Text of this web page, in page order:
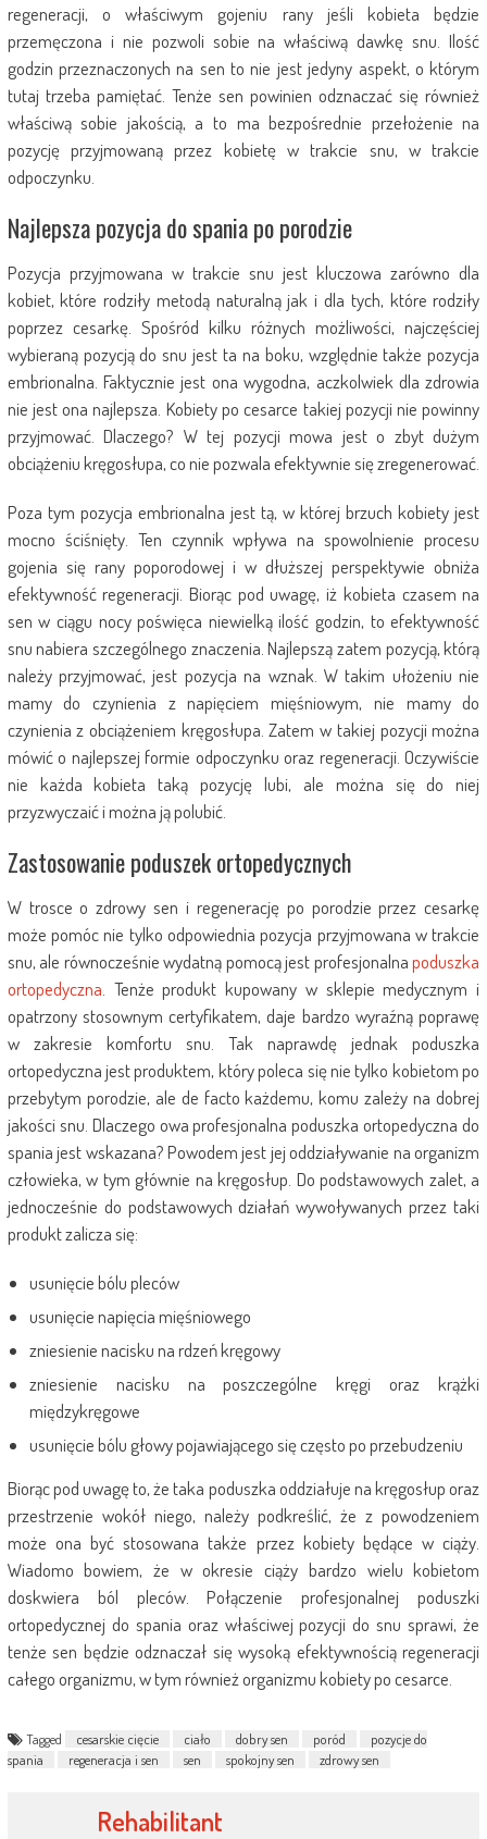
regeneracji, o właściwym gojeniu rany jeśli kobieta będzie
przemęczona i nie pozwoli sobie na właściwą dawkę snu. Ilość
godzin przeznaczonych na sen to nie jest jedyny aspekt, o którym
tutaj trzeba pamiętać. Tenże sen powinien odznaczać się również
właściwą sobie jakością, a to ma bezpośrednie przełożenie na
pozycję przyjmowaną przez kobietę w trakcie snu, w trakcie
odpoczynku.
Najlepsza pozycja do spania po porodzie
Pozycja przyjmowana w trakcie snu jest kluczowa zarówno dla
kobiet, które rodziły metodą naturalną jak i dla tych, które rodziły
poprzez cesarkę. Spośród kilku różnych możliwości, najczęściej
wybieraną pozycją do snu jest ta na boku, względnie także pozycja
embrionalna. Faktycznie jest ona wygodna, aczkolwiek dla zdrowia
nie jest ona najlepsza. Kobiety po cesarce takiej pozycji nie powinny
przyjmować. Dlaczego? W tej pozycji mowa jest o zbyt dużym
obciążeniu kręgosłupa, co nie pozwala efektywnie się zregenerować.
Poza tym pozycja embrionalna jest tą, w której brzuch kobiety jest
mocno ściśnięty. Ten czynnik wpływa na spowolnienie procesu
gojenia się rany poporodowej i w dłuższej perspektywie obniża
efektywność regeneracji. Biorąc pod uwagę, iż kobieta czasem na
sen w ciągu nocy poświęca niewielką ilość godzin, to efektywność
snu nabiera szczególnego znaczenia. Najlepszą zatem pozycją, którą
należy przyjmować, jest pozycja na wznak. W takim ułożeniu nie
mamy do czynienia z napięciem mięśniowym, nie mamy do
czynienia z obciążeniem kręgosłupa. Zatem w takiej pozycji można
mówić o najlepszej formie odpoczynku oraz regeneracji. Oczywiście
nie każda kobieta taką pozycję lubi, ale można się do niej
przyzwyczaić i można ją polubić.
Zastosowanie poduszek ortopedycznych
W trosce o zdrowy sen i regenerację po porodzie przez cesarkę
może pomóc nie tylko odpowiednia pozycja przyjmowana w trakcie
snu, ale równocześnie wydatną pomocą jest profesjonalnapoduszka
ortopedyczna. Tenże produkt kupowany w sklepie medycznym i
opatrzony stosownym certyfikatem, daje bardzo wyraźną poprawę
w zakresie komfortu snu. Tak naprawdę jednak poduszka
ortopedyczna jest produktem, który poleca się nie tylko kobietom po
przebytym porodzie, ale de facto każdemu, komu zależy na dobrej
jakości snu. Dlaczego owa profesjonalna poduszka ortopedyczna do
spania jest wskazana? Powodem jest jej oddziaływanie na organizm
człowieka, w tym głównie na kręgosłup. Do podstawowych zalet, a
jednocześnie do podstawowych działań wywoływanych przez taki
produkt zalicza się:
usunięcie bólu pleców
usunięcie napięcia mięśniowego
zniesienie nacisku na rdzeń kręgowy
zniesienie nacisku na poszczególne kręgi oraz krążki
międzykręgowe
usunięcie bólu głowy pojawiającego się często po przebudzeniu
Biorąc pod uwagę to, że taka poduszka oddziałuje na kręgosłup oraz
przestrzenie wokół niego, należy podkreślić, że z powodzeniem
może ona być stosowana także przez kobiety będące w ciąży.
Wiadomo bowiem, że w okresie ciąży bardzo wielu kobietom
doskwiera ból pleców. Połączenie profesjonalnej poduszki
ortopedycznej do spania oraz właściwej pozycji do snu sprawi, że
tenże sen będzie odznaczał się wysoką efektywnością regeneracji
całego organizmu, w tym również organizmu kobiety po cesarce.
Tagged cesarskie cięcie ciało dobry sen poród
pozycje do
spania
regeneracja i sen sen spokojny sen zdrowy sen
Rehabilitant